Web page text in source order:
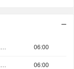
06:00
06:00